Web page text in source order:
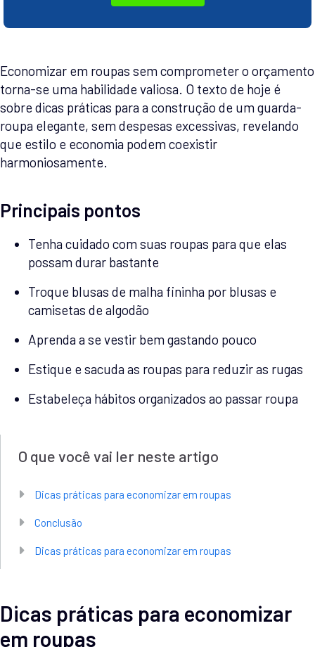
Economizar em roupas sem comprometer o orçamento
torna-se uma habilidade valiosa. O texto de hoje é
sobre dicas práticas para a construção de um guarda-
roupa elegante, sem despesas excessivas, revelando
que estilo e economia podem coexistir
harmoniosamente.
Principais pontos
Tenha cuidado com suas roupas para que elas
possam durar bastante
Troque blusas de malha fininha por blusas e
camisetas de algodão
Aprenda a se vestir bem gastando pouco
Estique e sacuda as roupas para reduzir as rugas
Estabeleça hábitos organizados ao passar roupa
O que você vai ler neste artigo
Dicas práticas para economizar em roupas
Conclusão
Dicas práticas para economizar em roupas
Dicas práticas para economizar
em roupas